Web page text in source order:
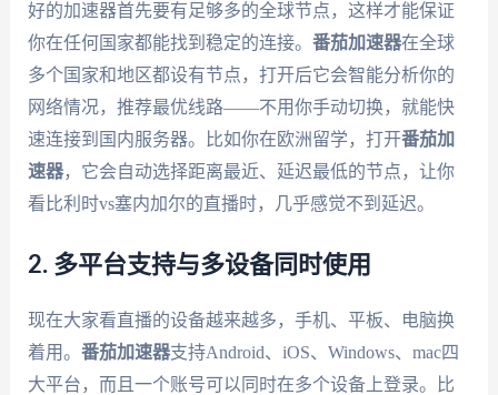
好的加速器首先要有足够多的全球节点，这样才能保证
你在任何国家都能找到稳定的连接。 番茄加速器在全球
多个国家和地区都设有节点，打开后它会智能分析你的
网络情况，推荐最优线路——不用你手动切换，就能快
速连接到国内服务器。比如你在欧洲留学，打开番茄加
速器，它会自动选择距离最近、延迟最低的节点，让你
看比利时vs塞内加尔的直播时，几乎感觉不到延迟。
2. 多平台支持与多设备同时使用
现在大家看直播的设备越来越多，手机、平板、电脑换
着用。 番茄加速器支持Android、iOS、Windows、mac四
大平台，而且一个账号可以同时在多个设备上登录。比